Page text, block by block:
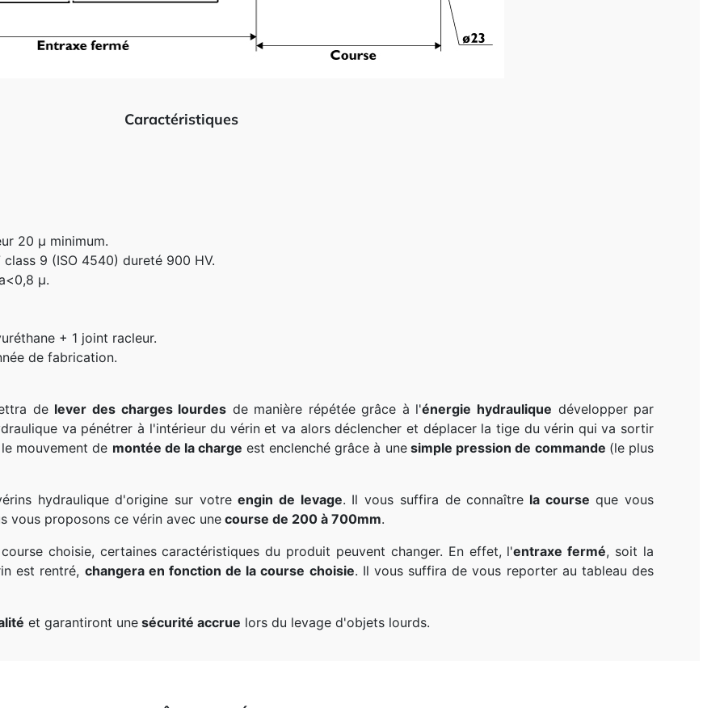
Caractéristiques
20 µ minimum.
class 9 (ISO 4540) dureté 900 HV.
µ.
+ 1 joint racleur.
de fabrication.
de lever des charges lourdes de manière répétée grâce à l'énergie hydraulique développer par
va pénétrer à l'intérieur du vérin et va alors déclencher et déplacer la tige du vérin qui va sortir
mouvement de montée de la charge est enclenché grâce à unesimple pression de commande (le plus
hydraulique d'origine sur votreengin de levage. Il vous suffira de connaître la course que vous
vous proposons ce vérin avec une course de 200 à 700mm.
choisie, certaines caractéristiques du produit peuvent changer. En effet, l'entraxe fermé, soit la
est rentré, changera en fonction de la course choisie. Il vous suffira de vous reporter au tableau des
et garantiront une sécurité accrue lors du levage d'objets lourds.